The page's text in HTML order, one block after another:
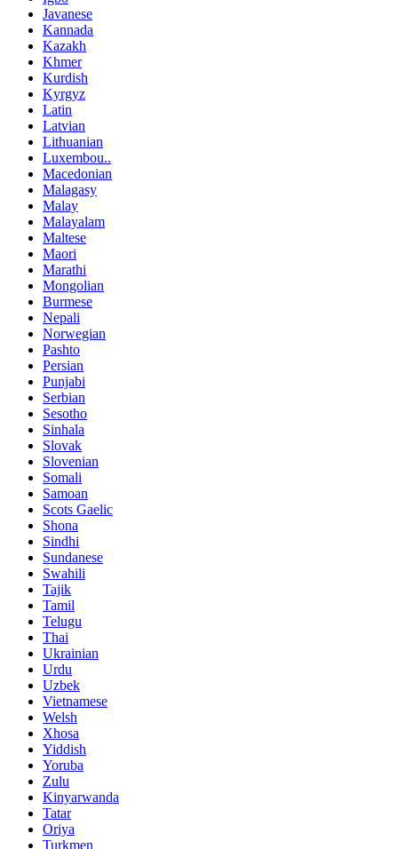
Javanese
Kannada
Kazakh
Khmer
Kurdish
Kyrgyz
Latin
Latvian
Lithuanian
Luxembou..
Macedonian
Malagasy
Malay
Malayalam
Maltese
Maori
Marathi
Mongolian
Burmese
Nepali
Norwegian
Pashto
Persian
Punjabi
Serbian
Sesotho
Sinhala
Slovak
Slovenian
Somali
Samoan
Scots Gaelic
Shona
Sindhi
Sundanese
Swahili
Tajik
Tamil
Telugu
Thai
Ukrainian
Urdu
Uzbek
Vietnamese
Welsh
Xhosa
Yiddish
Yoruba
Zulu
Kinyarwanda
Tatar
Oriya
Turkmen